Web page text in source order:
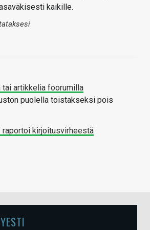
kaikille.
tai artikkelia foorumilla
puolella toistakseksi pois
raportoi kirjoitusvirheestä